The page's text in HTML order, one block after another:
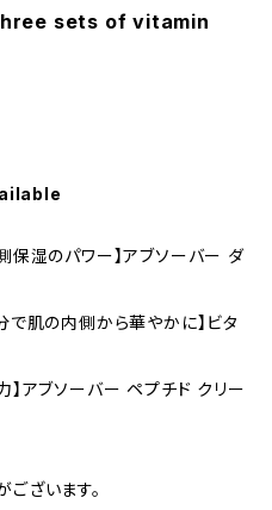
Three sets of vitamin
保湿のパワー】アブソーバー ダ
で肌の内側から華やかに】ビタ
】アブソーバー ペプチド クリー
ざいます。